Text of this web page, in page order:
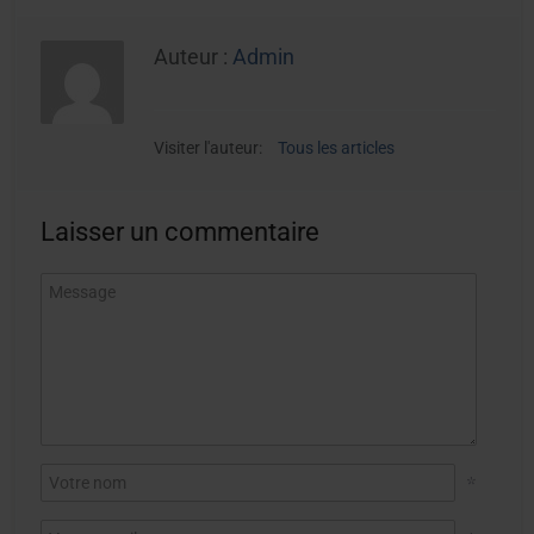
Auteur : Admin
Visiter l'auteur: Tous les articles
Laisser un commentaire